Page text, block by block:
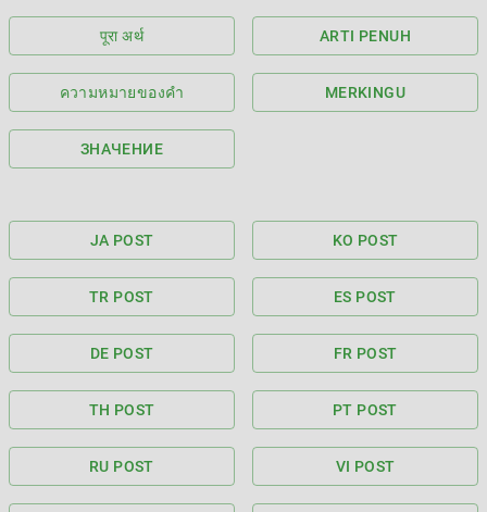
पूरा अर्थ ARTI PENUH
ความหมายของคำ MERKINGU
ЗНАЧЕНИЕ
JA POST KO POST
TR POST ES POST
DE POST FR POST
TH POST PT POST
RU POST VI POST